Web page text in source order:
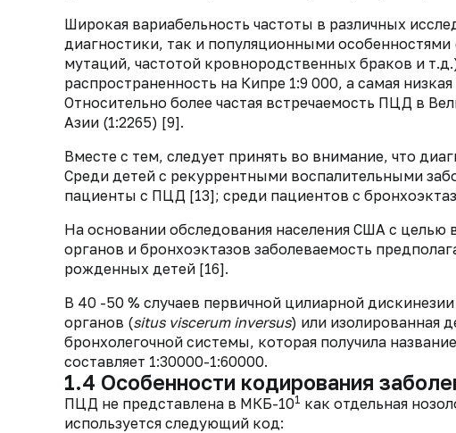
Широкая вариабельность частоты в различных
диагностики, так и популяционными
мутаций, частотой кровнородственных браков и
распространенность на Кипре 1:9 000, а самая
Относительно более частая встречаемость ПЦД в
Азии (1:2265) [9].
Вместе с тем, следует принять во внимание, что
Среди детей с рекуррентными воспалительными
пациенты с ПЦД [13]; среди пациентов с
На основании обследования населения США с целью
органов и бронхоэктазов заболеваемость
рожденных детей [16].
В 40 -50 % случаев первичной цилиарной
органов (situs viscerum inversus) или изолированная
бронхолегочной системы, которая получила
составляет 1:30000-1:60000.
1.4 Особенности кодирования
ПЦД не представлена в МКБ-101 как отдельная
используется следующий код: